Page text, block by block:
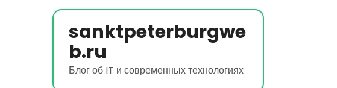
sanktpeterburgwe
b.ru
Блог об IT и современных технологиях